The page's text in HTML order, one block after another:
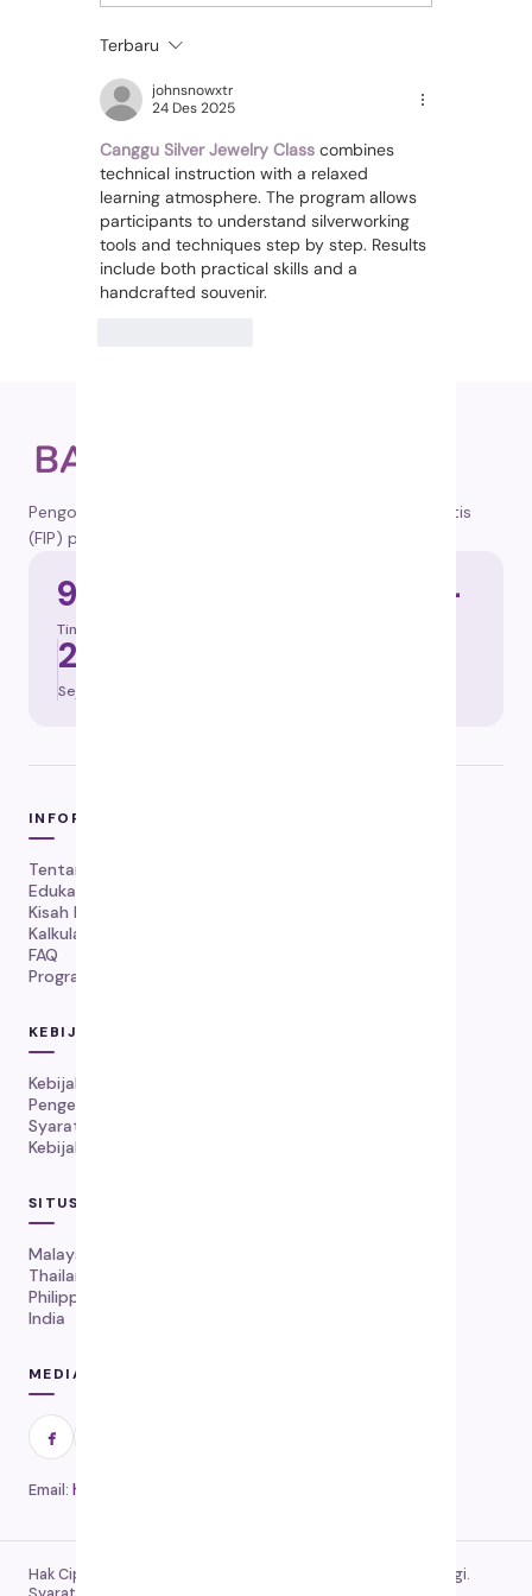
dan Efektif untuk FIP?
Terbaru
johnsnowxtr
24 Des 2025
Canggu Silver Jewelry Class combines
technical instruction with a relaxed
learning atmosphere. The program allows
participants to understand silverworking
tools and techniques step by step. Results
include both practical skills and a
handcrafted souvenir.
Pengobatan tepercaya untuk Feline Infectious Peritonitis
(FIP) pada kucing, dikirim ke seluruh Indonesia.
92%
Tingkat keberhasilan
100.000+
2019
Sejak tahun
INFORMASI
Tentang Kami
Edukasi FIP
Kisah Pemulihan FIP
Kalkulator Dosis
FAQ
Program Kekambuhan
KEBIJAKAN
Kebijakan Pengiriman
Pengembalian & Penggantian
Syarat Layanan
Kebijakan Privasi
SITUS WEB GLOBAL
Malaysia
Thailand
Philippines
India
MEDIA SOSIAL
Email: hello@basmifip.com
Hak Cipta © 2026 Basmi FIP™ Indonesia. Semua hak dilindungi.